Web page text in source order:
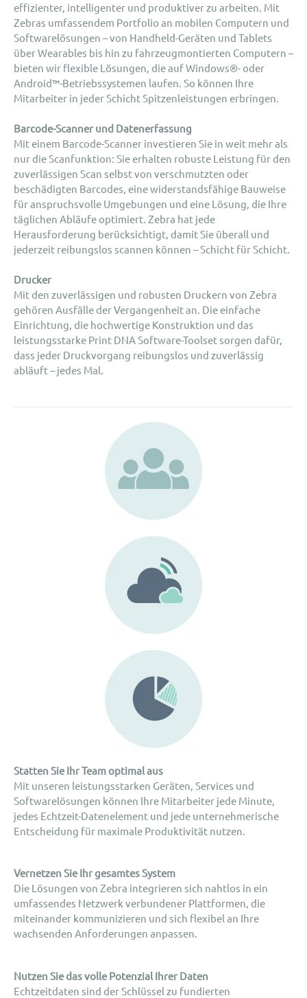
effizienter, intelligenter und produktiver zu arbeiten. Mit
Zebras umfassendem Portfolio an mobilen Computern und
Softwarelösungen – von Handheld-Geräten und Tablets
über Wearables bis hin zu fahrzeugmontierten Computern –
bieten wir flexible Lösungen, die auf Windows®- oder
Android™-Betriebssystemen laufen. So können Ihre
Mitarbeiter in jeder Schicht Spitzenleistungen erbringen.
Barcode-Scanner und Datenerfassung
Mit einem Barcode-Scanner investieren Sie in weit mehr als
nur die Scanfunktion: Sie erhalten robuste Leistung für den
zuverlässigen Scan selbst von verschmutzten oder
beschädigten Barcodes, eine widerstandsfähige Bauweise
für anspruchsvolle Umgebungen und eine Lösung, die Ihre
täglichen Abläufe optimiert. Zebra hat jede
Herausforderung berücksichtigt, damit Sie überall und
jederzeit reibungslos scannen können – Schicht für Schicht.
Drucker
Mit den zuverlässigen und robusten Druckern von Zebra
gehören Ausfälle der Vergangenheit an. Die einfache
Einrichtung, die hochwertige Konstruktion und das
leistungsstarke Print DNA Software-Toolset sorgen dafür,
dass jeder Druckvorgang reibungslos und zuverlässig
abläuft – jedes Mal.
Statten Sie Ihr Team optimal aus
Mit unseren leistungsstarken Geräten, Services und
Softwarelösungen können Ihre Mitarbeiter jede Minute,
jedes Echtzeit-Datenelement und jede unternehmerische
Entscheidung für maximale Produktivität nutzen.
Vernetzen Sie Ihr gesamtes System
Die Lösungen von Zebra integrieren sich nahtlos in ein
umfassendes Netzwerk verbundener Plattformen, die
miteinander kommunizieren und sich flexibel an Ihre
wachsenden Anforderungen anpassen.
Nutzen Sie das volle Potenzial Ihrer Daten
Echtzeitdaten sind der Schlüssel zu fundierten